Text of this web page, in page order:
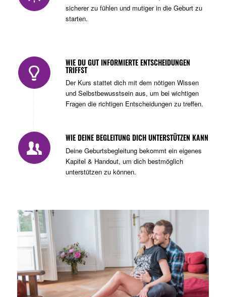
sicherer zu fühlen und mutiger in die Geburt zu
starten.
WIE DU GUT INFORMIERTE ENTSCHEIDUNGEN
TRIFFST
Der Kurs stattet dich mit dem nötigen Wissen
und Selbstbewusstsein aus, um bei wichtigen
Fragen die richtigen Entscheidungen zu treffen.
WIE DEINE BEGLEITUNG DICH UNTERSTÜTZEN KANN
Deine Geburtsbegleitung bekommt ein eigenes
Kapitel & Handout, um dich bestmöglich
unterstützen zu können.